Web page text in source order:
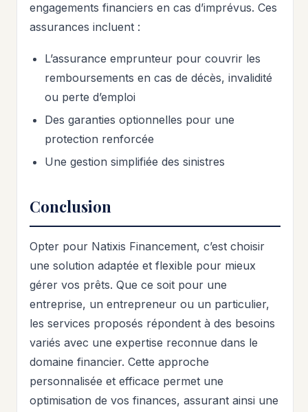
engagements financiers en cas d’imprévus. Ces
assurances incluent :
L’assurance emprunteur pour couvrir les
remboursements en cas de décès, invalidité
ou perte d’emploi
Des garanties optionnelles pour une
protection renforcée
Une gestion simplifiée des sinistres
Conclusion
Opter pour Natixis Financement, c’est choisir
une solution adaptée et flexible pour mieux
gérer vos prêts. Que ce soit pour une
entreprise, un entrepreneur ou un particulier,
les services proposés répondent à des besoins
variés avec une expertise reconnue dans le
domaine financier. Cette approche
personnalisée et efficace permet une
optimisation de vos finances, assurant ainsi une